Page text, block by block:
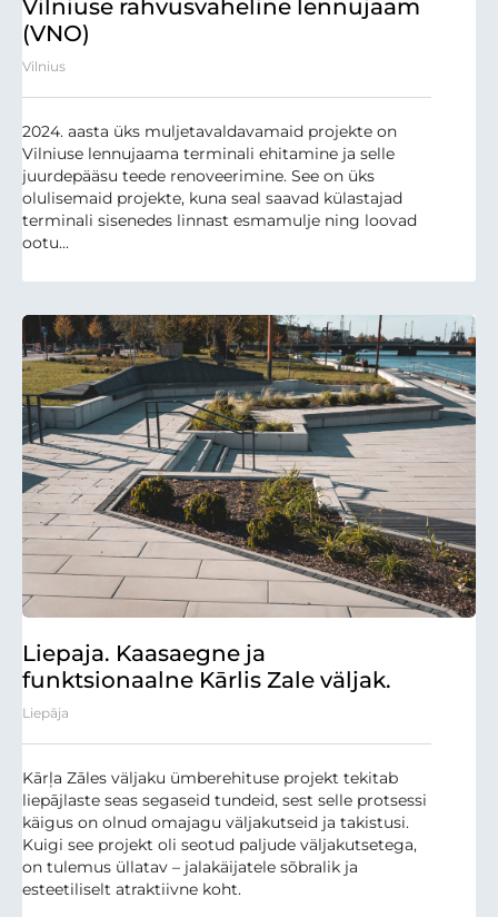
Vilniuse rahvusvaheline lennujaam
(VNO)
Vilnius
2024. aasta üks muljetavaldavamaid projekte on
Vilniuse lennujaama terminali ehitamine ja selle
juurdepääsu teede renoveerimine. See on üks
olulisemaid projekte, kuna seal saavad külastajad
terminali sisenedes linnast esmamulje ning loovad
ootu...
Liepaja. Kaasaegne ja
funktsionaalne Kārlis Zale väljak.
Liepāja
Kārļa Zāles väljaku ümberehituse projekt tekitab
liepājlaste seas segaseid tundeid, sest selle protsessi
käigus on olnud omajagu väljakutseid ja takistusi.
Kuigi see projekt oli seotud paljude väljakutsetega,
on tulemus üllatav – jalakäijatele sõbralik ja
esteetiliselt atraktiivne koht.